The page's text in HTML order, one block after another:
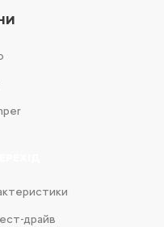
драйв